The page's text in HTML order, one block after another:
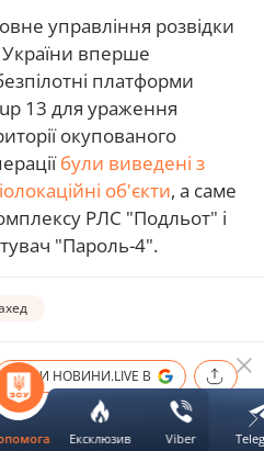
управління розвідки
України вперше
платформи
13 для ураження
окупованого
були виведені з
об'єкти, а саме
РЛС "Подльот" і
"Пароль-4".
ОБЕРИ НОВИНИ.LIVE В
Ексклюзив Viber